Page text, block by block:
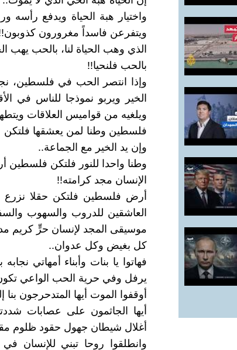
واختيار هبة الحياة ويدفع
ويتفرعن فاسداً مغرورون
الذي وهب الحياة لنا، بالحب يهب
بالحب فلنحيا!!
وإذا انتصر الحب في فلسطين،
الخير ويربو نموذجا للناس في
ويلغيه من قواميس العلاقات
فلسطين وطنا لمن يعشقها فلتكن
وإن يد الخير مع الجماعة..
وطنا واحدا للنور فلتكن فلسطين
الإنسان مجد كرامته!!
أرض فلسطين فلتكن حقلا نزرع
العاشقين للدروب والسهوب
موسيقى المجد لإنسان حرٍّ كريم
كل بغيض وكل عدوان..
فهاتوا يا بنات وأبناء أمهاتي
يرفل وفي حرية الحب الواعي
أوقفوا الموت أيها المتدحرجون
أيها الجاثمون على عصابات
أغلال شيطان جهول حقود ظلوم
وانطلقوا روحا تبني للإنسان